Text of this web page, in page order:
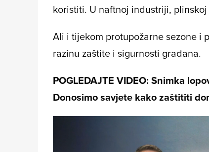
koristiti. U naftnoj industriji,
Ali i tijekom protupožarne sezone i
razinu zaštite i sigurnosti građana.
POGLEDAJTE VIDEO: Snimka
Donosimo savjete kako zaštititi